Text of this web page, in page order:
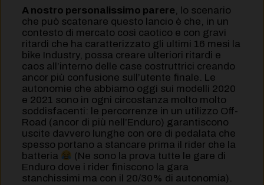
A nostro personalissimo parere, lo scenario
che può scatenare questo lancio è che, in un
contesto di mercato così caotico e con gravi
ritardi che ha caratterizzato gli ultimi 16 mesi la
bike Industry, possa creare ulteriori ritardi e
caos all’interno delle case costruttrici creando
ancor più confusione sull’utente finale. Le
autonomie che abbiamo oggi sui modelli 2020
e 2021 sono in ogni circostanza molto molto
soddisfacenti: le percorrenze in un utilizzo Off-
Road (ancor di più nell’Enduro) garantiscono
uscite davvero lunghe con ore di pedalata che
spesso portano a stancare prima il rider che la
batteria
(Ne sono la prova tutte le gare di
Enduro dove i rider finiscono la gara
stanchissimi ma con il 20/30% di autonomia).